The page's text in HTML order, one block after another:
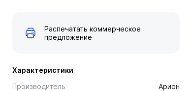
Характеристики
Производитель
Арион
Распечатать коммерческое
предложение